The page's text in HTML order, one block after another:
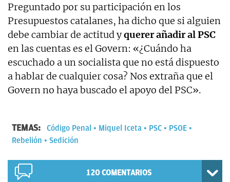
Preguntado por su participación en los
Presupuestos catalanes, ha dicho que si alguien
debe cambiar de actitud yquerer añadir al PSC
en las cuentas es el Govern: «¿Cuándo ha
escuchado a un socialista que no está dispuesto
a hablar de cualquier cosa? Nos extraña que el
Govern no haya buscado el apoyo del PSC».
TEMAS: Código Penal Miquel Iceta PSC
PSOE
Rebelión
Sedición
120COMENTARIOS